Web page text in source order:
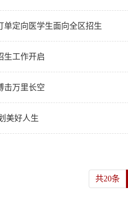
单定向医学生面向全区招生
生工作开启
击万里长空
美好人生
共20条